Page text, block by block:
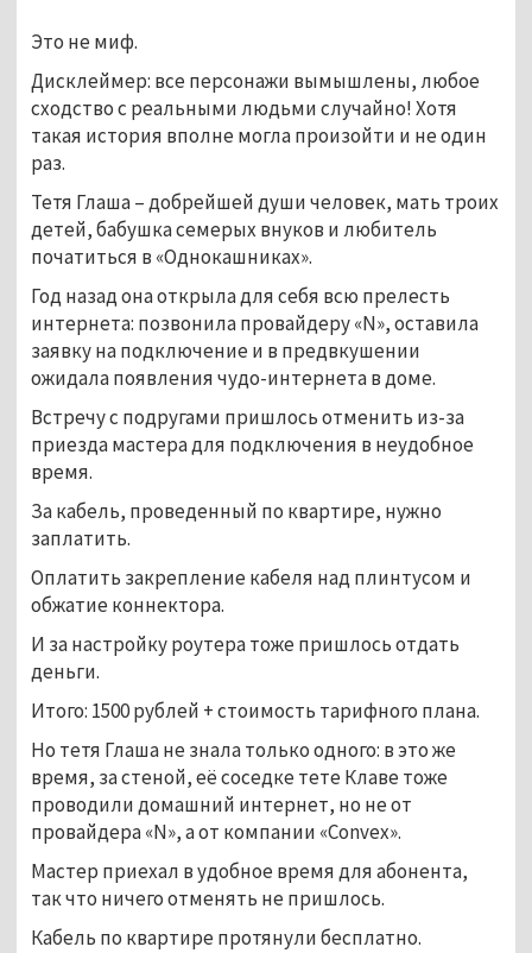
Это не миф.
Дисклеймер: все персонажи вымышлены, любое
сходство с реальными людьми случайно! Хотя
такая история вполне могла произойти и не один
раз.
Тетя Глаша – добрейшей души человек, мать троих
детей, бабушка семерых внуков и любитель
початиться в «Однокашниках».
Год назад она открыла для себя всю прелесть
интернета: позвонила провайдеру «N», оставила
заявку на подключение и в предвкушении
ожидала появления чудо-интернета в доме.
Встречу с подругами пришлось отменить из-за
приезда мастера для подключения в неудобное
время.
За кабель, проведенный по квартире, нужно
заплатить.
Оплатить закрепление кабеля над плинтусом и
обжатие коннектора.
И за настройку роутера тоже пришлось отдать
деньги.
Итого: 1500 рублей + стоимость тарифного плана.
Но тетя Глаша не знала только одного: в это же
время, за стеной, её соседке тете Клаве тоже
проводили домашний интернет, но не от
провайдера «N», а от компании «Convex».
Мастер приехал в удобное время для абонента,
так что ничего отменять не пришлось.
Кабель по квартире протянули бесплатно.